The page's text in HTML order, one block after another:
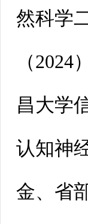
然科学
（
昌大学
认知神
金、省